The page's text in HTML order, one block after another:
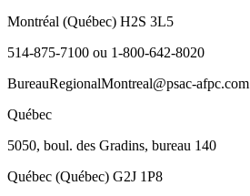
Montréal (Québec) H2S 3L5
514-875-7100 ou 1-800-642-8020
BureauRegionalMontreal@psac-afpc.com
Québec
5050, boul. des Gradins, bureau 140
Québec (Québec) G2J 1P8